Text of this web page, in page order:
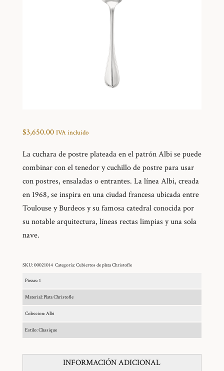
$3,650.00 IVA incluido
La cuchara de postre plateada en el patrón Albi se puede
combinar con el tenedor y cuchillo de postre para usar
con postres, ensaladas o entrantes. La línea Albi, creada
en 1968, se inspira en una ciudad francesa ubicada entre
Toulouse y Burdeos y su famosa catedral conocida por
su notable arquitectura, líneas rectas limpias y una sola
nave.
SKU:00021014 Categoría:Cubiertos de plata Christofle
Piezas: 1
Material: Plata Christofle
Coleccion: Albi
Estilo: Classique
INFORMACIÓN ADICIONAL